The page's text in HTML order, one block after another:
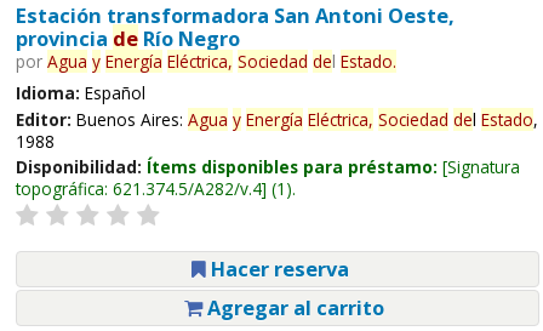
Estación transformadora San Antoni Oeste,
provincia deRío Negro
por Agua y Energía Eléctrica, Sociedad del Estado.
Idioma: Español
Editor: Buenos Aires: Agua y Energía Eléctrica, Sociedad del Estado,
1988
Disponibilidad: Ítems disponibles para préstamo: Signatura
topográfica: 621.374.5/A282/v.4 (1).
Hacer reserva
Agregar al carrito